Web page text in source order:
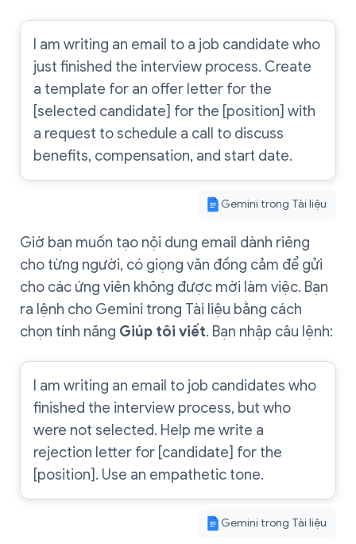
I am writing an email to a job candidate who
just finished the interview process. Create
a template for an offer letter for the
[selected candidate] for the [position] with
a request to schedule a call to discuss
benefits, compensation, and start date.
Gemini trong Tài liệu
Giờ bạn muốn tạo nội dung email dành riêng
cho từng người, có giọng văn đồng cảm để gửi
cho các ứng viên không được mời làm việc. Bạn
ra lệnh cho Gemini trong Tài liệu bằng cách
chọn tính năng Giúp tôi viết. Bạn nhập câu lệnh:
I am writing an email to job candidates who
finished the interview process, but who
were not selected. Help me write a
rejection letter for [candidate] for the
[position]. Use an empathetic tone.
Gemini trong Tài liệu